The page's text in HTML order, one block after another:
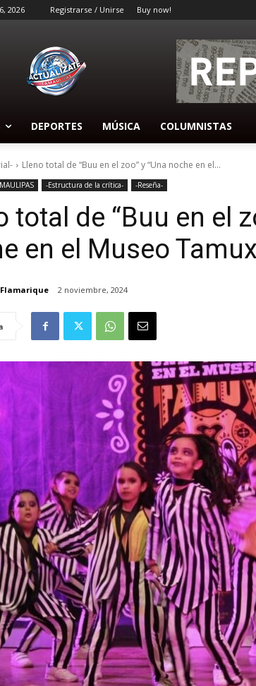
2026 Registrarse / Unirse Buy now!
DEPORTES MÚSICA COLUMNISTAS
Lleno total de “Buu en el zoo” y “Una noche en el...
-Estructura de la crítica- -Reseña-
total de “Buu en el
en el Museo
2 noviembre, 2024